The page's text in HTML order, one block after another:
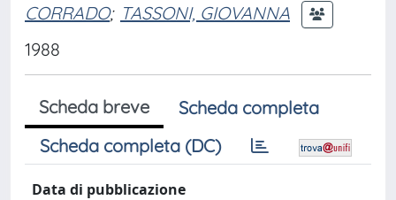
CORRADO; TASSONI, GIOVANNA
1988
Scheda breve
Scheda completa
Scheda completa (DC)
Data di pubblicazione